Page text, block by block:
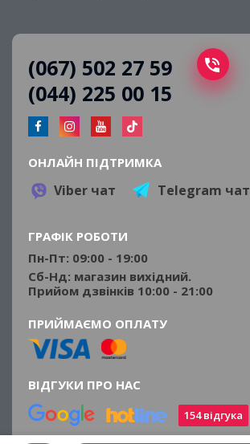
(067) 502 27 59
(044) 225 00 15
ОНЛАЙН ПІДТРИМКА
Viber чат Telegram чат
ГРАФІК РОБОТИ
Пн-Пт: 09:00 - 19:00
Сб-Нд: магазин вихідний.
Прийом дзвінків 10:00 - 21:00
ПРИЙМАЄМО ОПЛАТУ
ВІДГУКИ ПРО НАС
154 відгука